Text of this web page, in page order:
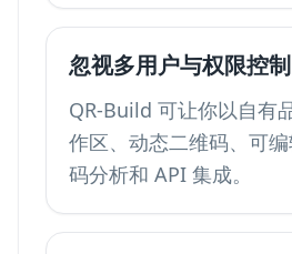
忽视多用户与权限控制
QR-Build 可让你以自有
作区、动态二维码、可
码分析和 API 集成。